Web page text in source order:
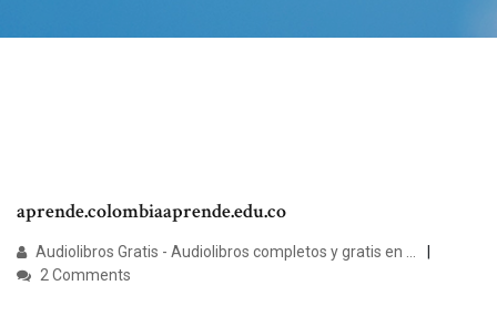
aprende.colombiaaprende.edu.co
Audiolibros Gratis - Audiolibros completos y gratis en ...
2 Comments